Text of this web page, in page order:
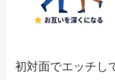
初対面でエッチし